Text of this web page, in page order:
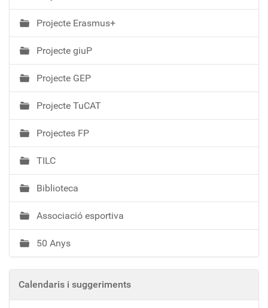
Projecte Erasmus+
Projecte giuP
Projecte GEP
Projecte TuCAT
Projectes FP
TILC
Biblioteca
Associació esportiva
50 Anys
Calendaris i suggeriments